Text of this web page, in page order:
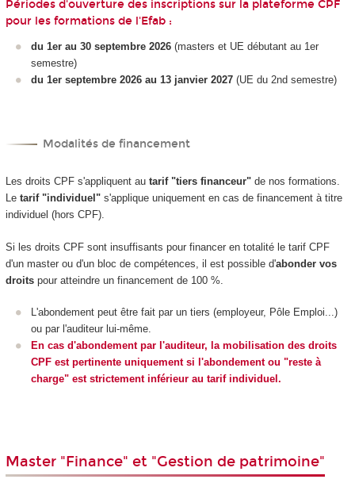
Périodes d'ouverture des inscriptions sur la plateforme CPF
pour les formations de l'Efab :
du 1er au 30 septembre 2026 (masters et UE débutant au 1er
semestre)
du 1er septembre 2026 au 13 janvier 2027 (UE du 2nd semestre)
Modalités de financement
Les droits CPF s'appliquent au tarif "tiers financeur"de nos formations.
Le tarif "individuel"s'applique uniquement en cas de financement à titre
individuel (hors CPF).
Si les droits CPF sont insuffisants pour financer en totalité le tarif CPF
d'un master ou d'un bloc de compétences, il est possible d'abonder vos
droitspour atteindre un financement de 100 %.
L'abondement peut être fait par un tiers (employeur, Pôle Emploi...)
ou par l'auditeur lui-même.
En cas d'abondement par l'auditeur, la mobilisation des droits
CPF est pertinente uniquement si l'abondement ou "reste à
charge" est strictement inférieur au tarif individuel.
Master "Finance" et "Gestion de patrimoine"